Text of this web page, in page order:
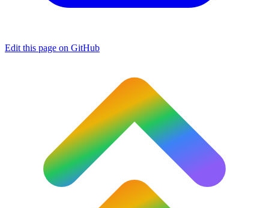
Edit this page on GitHub